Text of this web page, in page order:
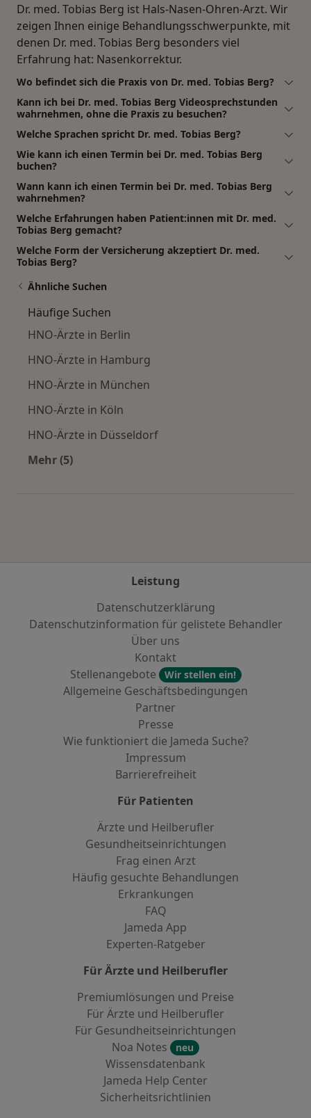
Dr. med. Tobias Berg ist Hals-Nasen-Ohren-Arzt. Wir
zeigen Ihnen einige Behandlungsschwerpunkte, mit
denen Dr. med. Tobias Berg besonders viel
Erfahrung hat: Nasenkorrektur.
Wo befindet sich die Praxis von Dr. med. Tobias Berg?
Kann ich bei Dr. med. Tobias Berg Videosprechstunden
wahrnehmen, ohne die Praxis zu besuchen?
Welche Sprachen spricht Dr. med. Tobias Berg?
Wie kann ich einen Termin bei Dr. med. Tobias Berg
buchen?
Wann kann ich einen Termin bei Dr. med. Tobias Berg
wahrnehmen?
Welche Erfahrungen haben Patient:innen mit Dr. med.
Tobias Berg gemacht?
Welche Form der Versicherung akzeptiert Dr. med.
Tobias Berg?
Ähnliche Suchen
Häufige Suchen
HNO-Ärzte in Berlin
HNO-Ärzte in Hamburg
HNO-Ärzte in München
HNO-Ärzte in Köln
HNO-Ärzte in Düsseldorf
Mehr (5)
Leistung
Datenschutzerklärung
Datenschutzinformation für gelistete Behandler
Über uns
Kontakt
Stellenangebote
Wir stellen ein!
Allgemeine Geschäftsbedingungen
Partner
Presse
Wie funktioniert die Jameda Suche?
Impressum
Barrierefreiheit
Für Patienten
Ärzte und Heilberufler
Gesundheitseinrichtungen
Frag einen Arzt
Häufig gesuchte Behandlungen
Erkrankungen
FAQ
Jameda App
Experten-Ratgeber
Für Ärzte und Heilberufler
Premiumlösungen und Preise
Für Ärzte und Heilberufler
Für Gesundheitseinrichtungen
Noa Notes
neu
Wissensdatenbank
Jameda Help Center
Sicherheitsrichtlinien